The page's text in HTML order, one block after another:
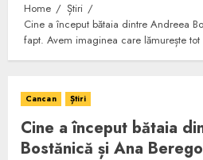
Home
Știri
Cine a început bătaia dintre Andreea
fapt. Avem imaginea care lămurește
Cancan Știri
Cine a început bătaia
Bostănică și Ana